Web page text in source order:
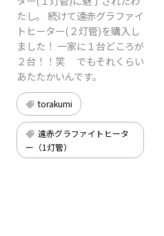
たし。 続けて遠赤グラファイ
トヒーター(２灯管)を購入し
ました！ 一家に１台どころが
２台！！笑 でもそれくらい
あたたかいんです。
torakumi
遠⾚グラファイトヒータ
ー（1灯管）